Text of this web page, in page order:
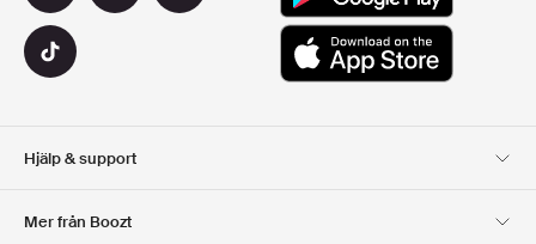
Hjälp & support
Mer från Boozt